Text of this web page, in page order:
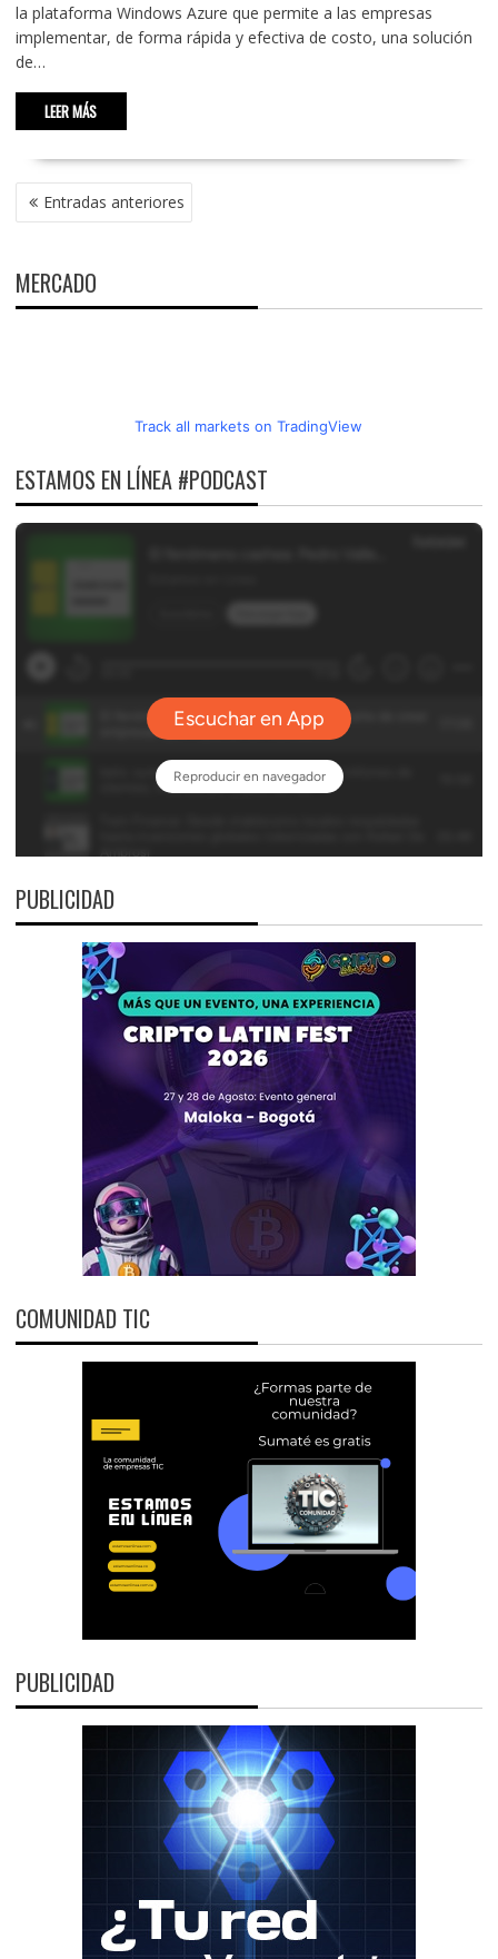
la plataforma Windows Azure que permite a las empresas
implementar, de forma rápida y efectiva de costo, una solución
de…
LEER MÁS
NAVEGACIÓN
DE Entradas anteriores
MERCADO
Track all markets on TradingView
ESTAMOS EN LÍNEA #PODCAST
PUBLICIDAD
COMUNIDAD TIC
PUBLICIDAD